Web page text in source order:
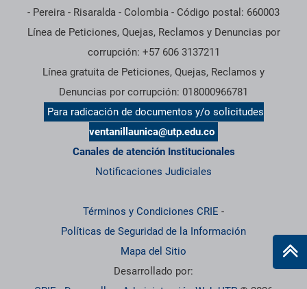
- Pereira - Risaralda - Colombia - Código postal: 660003
Línea de Peticiones, Quejas, Reclamos y Denuncias por
corrupción: +57 606 3137211
Línea gratuita de Peticiones, Quejas, Reclamos y
Denuncias por corrupción: 018000966781
Para radicación de documentos y/o solicitudes
ventanillaunica@utp.edu.co
Canales de atención Institucionales
Notificaciones Judiciales
Términos y Condiciones CRIE -
Políticas de Seguridad de la Información
Mapa del Sitio
Desarrollado por: